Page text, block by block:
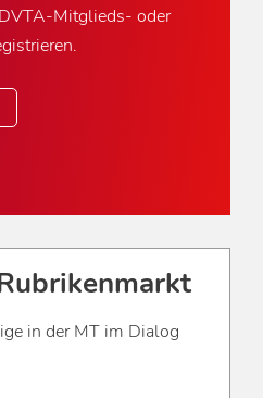
Mitglieds- oder
in der MT im Dialog